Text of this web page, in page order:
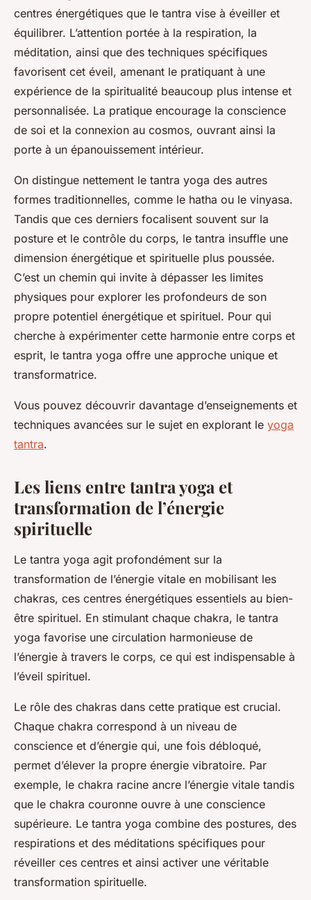
centres énergétiques que le tantra vise à éveiller et
équilibrer. L’attention portée à la respiration, la
méditation, ainsi que des techniques spécifiques
favorisent cet éveil, amenant le pratiquant à une
expérience de la spiritualité beaucoup plus intense et
personnalisée. La pratique encourage la conscience
de soi et la connexion au cosmos, ouvrant ainsi la
porte à un épanouissement intérieur.
On distingue nettement le tantra yoga des autres
formes traditionnelles, comme le hatha ou le vinyasa.
Tandis que ces derniers focalisent souvent sur la
posture et le contrôle du corps, le tantra insuffle une
dimension énergétique et spirituelle plus poussée.
C’est un chemin qui invite à dépasser les limites
physiques pour explorer les profondeurs de son
propre potentiel énergétique et spirituel. Pour qui
cherche à expérimenter cette harmonie entre corps et
esprit, le tantra yoga offre une approche unique et
transformatrice.
Vous pouvez découvrir davantage d’enseignements et
techniques avancées sur le sujet en explorant le yoga
tantra.
Les liens entre tantra yoga et
transformation de l’énergie
spirituelle
Le tantra yoga agit profondément sur la
transformation de l’énergie vitale en mobilisant les
chakras, ces centres énergétiques essentiels au bien-
être spirituel. En stimulant chaque chakra, le tantra
yoga favorise une circulation harmonieuse de
l’énergie à travers le corps, ce qui est indispensable à
l’éveil spirituel.
Le rôle des chakras dans cette pratique est crucial.
Chaque chakra correspond à un niveau de
conscience et d’énergie qui, une fois débloqué,
permet d’élever la propre énergie vibratoire. Par
exemple, le chakra racine ancre l’énergie vitale tandis
que le chakra couronne ouvre à une conscience
supérieure. Le tantra yoga combine des postures, des
respirations et des méditations spécifiques pour
réveiller ces centres et ainsi activer une véritable
transformation spirituelle.